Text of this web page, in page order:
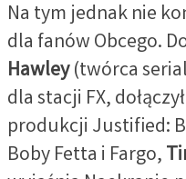
Na tym jednak nie
dla fanów Obcego.
Hawley(twórca
dla stacji FX,
produkcji Justified:
Boby Fetta i Fargo,